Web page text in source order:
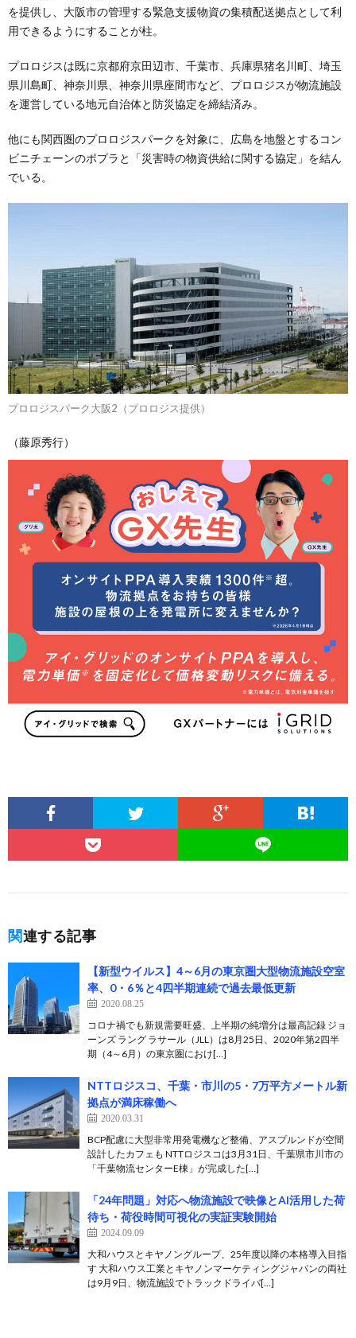
を提供し、大阪市の管理する緊急支援物資の集積配送拠点として利
用できるようにすることが柱。
プロロジスは既に京都府京田辺市、千葉市、兵庫県猪名川町、埼玉
県川島町、神奈川県、神奈川県座間市など、プロロジスが物流施設
を運営している地元自治体と防災協定を締結済み。
他にも関西圏のプロロジスパークを対象に、広島を地盤とするコン
ビニチェーンのポプラと「災害時の物資供給に関する協定」を結ん
でいる。
プロロジスパーク大阪2（プロロジス提供）
（藤原秀行）
関連する記事
【新型ウイルス】4～6月の東京圏大型物流施設空室
率、0・6％と4四半期連続で過去最低更新
2020.08.25
コロナ禍でも新規需要旺盛、上半期の純増分は最高記録 ジョ
ーンズ ラング ラサール（JLL）は8月25日、2020年第2四半
期（4～6月）の東京圏におけ[…]
NTTロジスコ、千葉・市川の5・7万平方メートル新
拠点が満床稼働へ
2020.03.31
BCP配慮に大型非常用発電機など整備、アスプルンドが空間
設計したカフェも NTTロジスコは3月31日、千葉県市川市の
「千葉物流センターE棟」が完成した[…]
「24年問題」対応へ物流施設で映像とAI活用した荷
待ち・荷役時間可視化の実証実験開始
2024.09.09
大和ハウスとキヤノングループ、25年度以降の本格導入目指
す 大和ハウス工業とキヤノンマーケティングジャパンの両社
は9月9日、物流施設でトラックドライバ[…]